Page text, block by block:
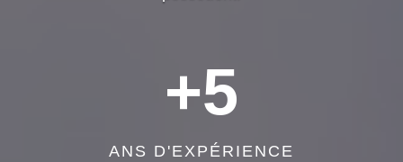
+5
ANS D'EXPÉRIENCE